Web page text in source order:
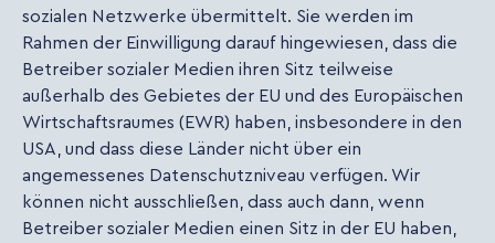
sozialen Netzwerke übermittelt. Sie werden im
Rahmen der Einwilligung darauf hingewiesen, dass die
Betreiber sozialer Medien ihren Sitz teilweise
außerhalb des Gebietes der EU und des Europäischen
Wirtschaftsraumes (EWR) haben, insbesondere in den
USA, und dass diese Länder nicht über ein
angemessenes Datenschutzniveau verfügen. Wir
können nicht ausschließen, dass auch dann, wenn
Betreiber sozialer Medien einen Sitz in der EU haben,